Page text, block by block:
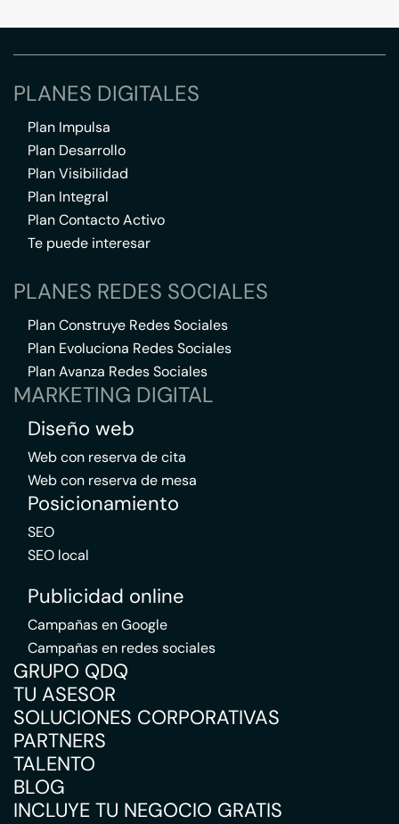
PLANES DIGITALES
Plan Impulsa
Plan Desarrollo
Plan Visibilidad
Plan Integral
Plan Contacto Activo
Te puede interesar
PLANES REDES SOCIALES
Plan Construye Redes Sociales
Plan Evoluciona Redes Sociales
Plan Avanza Redes Sociales
MARKETING DIGITAL
Diseño web
Web con reserva de cita
Web con reserva de mesa
Posicionamiento
SEO
SEO local
Publicidad online
Campañas en Google
Campañas en redes sociales
GRUPO QDQ
TU ASESOR
SOLUCIONES CORPORATIVAS
PARTNERS
TALENTO
BLOG
INCLUYE TU NEGOCIO GRATIS